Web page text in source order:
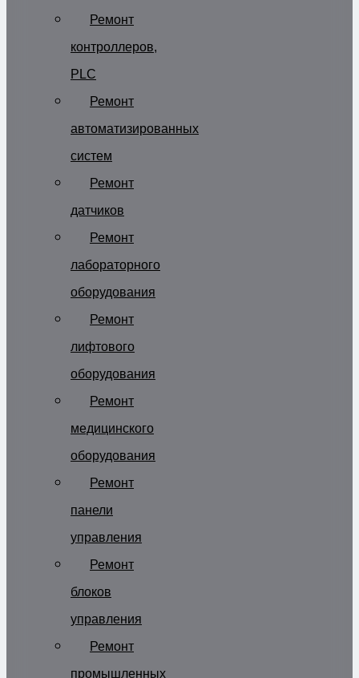
Ремонт
контроллеров,
PLC
Ремонт
автоматизированных
систем
Ремонт
датчиков
Ремонт
лабораторного
оборудования
Ремонт
лифтового
оборудования
Ремонт
медицинского
оборудования
Ремонт
панели
управления
Ремонт
блоков
управления
Ремонт
промышленных